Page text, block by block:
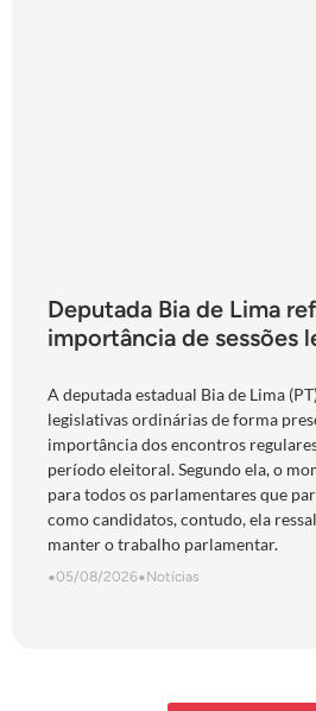
Deputada Bia de Lima
importância de sessões
“obrigação com o povo
A deputada estadual Bia de Lima
legislativas ordinárias de forma
importância dos encontros
período eleitoral. Segundo ela, o
para todos os parlamentares que
como candidatos, contudo, ela
manter o trabalho parlamentar.
•05/08/2026•Notícias